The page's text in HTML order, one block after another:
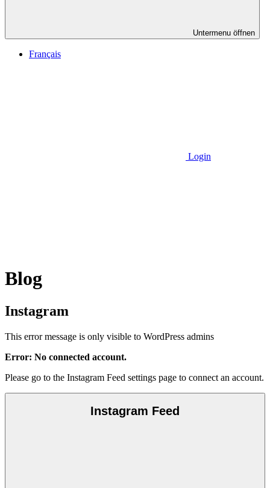
Untermenu öffnen
Français
Login
Blog
Instagram
This error message is only visible to WordPress admins
Error: No connected account.
Please go to the Instagram Feed settings page to connect an account.
Instagram Feed